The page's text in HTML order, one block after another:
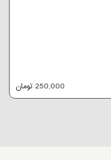
250,000 تومان